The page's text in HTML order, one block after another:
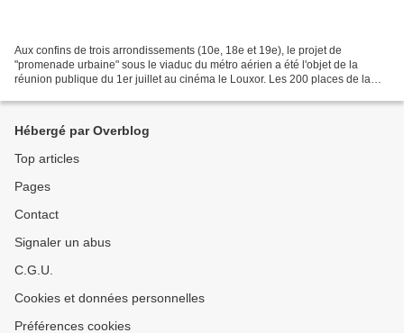
Aux confins de trois arrondissements (10e, 18e et 19e), le projet de
"promenade urbaine" sous le viaduc du métro aérien a été l'objet de la
réunion publique du 1er juillet au cinéma le Louxor. Les 200 places de la
Hébergé par Overblog
Top articles
Pages
Contact
Signaler un abus
C.G.U.
Cookies et données personnelles
Préférences cookies